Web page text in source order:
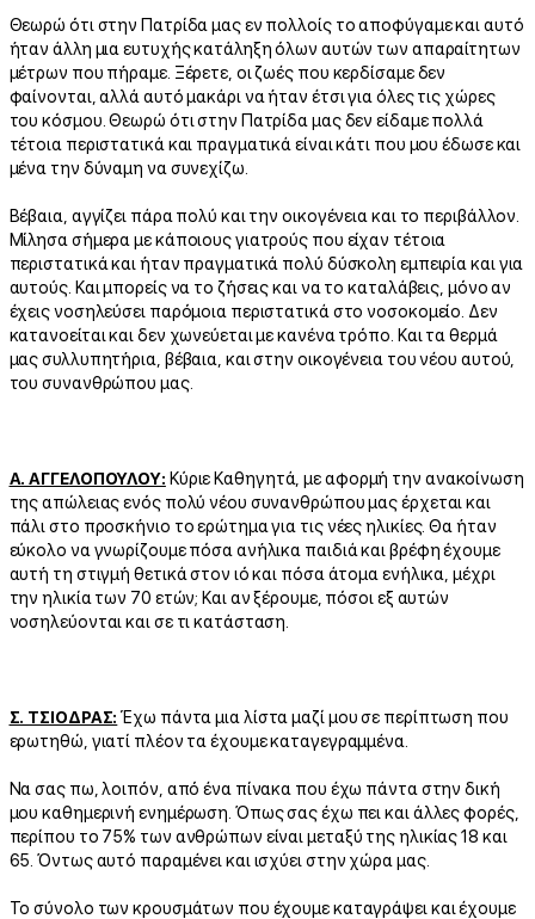
Θεωρώ ότι στην Πατρίδα μας εν πολλοίς το αποφύγαμε και αυτό
ήταν άλλη μια ευτυχής κατάληξη όλων αυτών των απαραίτητων
μέτρων που πήραμε. Ξέρετε, οι ζωές που κερδίσαμε δεν
φαίνονται, αλλά αυτό μακάρι να ήταν έτσι για όλες τις χώρες
του κόσμου. Θεωρώ ότι στην Πατρίδα μας δεν είδαμε πολλά
τέτοια περιστατικά και πραγματικά είναι κάτι που μου έδωσε και
μένα την δύναμη να συνεχίζω.
Βέβαια, αγγίζει πάρα πολύ και την οικογένεια και το περιβάλλον.
Μίλησα σήμερα με κάποιους γιατρούς που είχαν τέτοια
περιστατικά και ήταν πραγματικά πολύ δύσκολη εμπειρία και για
αυτούς. Και μπορείς να το ζήσεις και να το καταλάβεις, μόνο αν
έχεις νοσηλεύσει παρόμοια περιστατικά στο νοσοκομείο. Δεν
κατανοείται και δεν χωνεύεται με κανένα τρόπο. Και τα θερμά
μας συλλυπητήρια, βέβαια, και στην οικογένεια του νέου αυτού,
του συνανθρώπου μας.
Α. ΑΓΓΕΛΟΠΟΥΛΟΥ: Κύριε Καθηγητά, με αφορμή την ανακοίνωση
της απώλειας ενός πολύ νέου συνανθρώπου μας έρχεται και
πάλι στο προσκήνιο το ερώτημα για τις νέες ηλικίες. Θα ήταν
εύκολο να γνωρίζουμε πόσα ανήλικα παιδιά και βρέφη έχουμε
αυτή τη στιγμή θετικά στον ιό και πόσα άτομα ενήλικα, μέχρι
την ηλικία των 70 ετών; Και αν ξέρουμε, πόσοι εξ αυτών
νοσηλεύονται και σε τι κατάσταση.
Σ. ΤΣΙΟΔΡΑΣ: Έχω πάντα μια λίστα μαζί μου σε περίπτωση που
ερωτηθώ, γιατί πλέον τα έχουμε καταγεγραμμένα.
Να σας πω, λοιπόν, από ένα πίνακα που έχω πάντα στην δική
μου καθημερινή ενημέρωση. Όπως σας έχω πει και άλλες φορές,
περίπου το 75% των ανθρώπων είναι μεταξύ της ηλικίας 18 και
65. Όντως αυτό παραμένει και ισχύει στην χώρα μας.
Το σύνολο των κρουσμάτων που έχουμε καταγράψει και έχουμε